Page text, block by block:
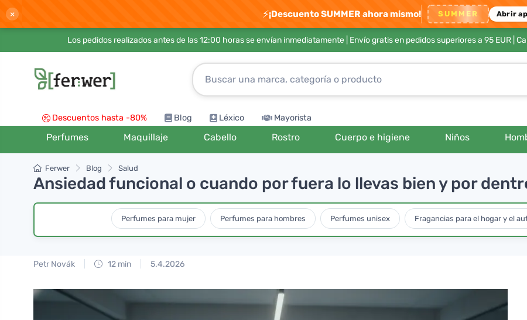
× ⚡¡Descuento SUMMER ahora mismo! SUMMER Abrir
Los pedidos realizados antes de las 12:00 horas se envían inmediatamente | Envío gratis en pedidos superiores a 95 EUR|
Descuentos hasta -80% Blog Léxico Mayorista
Perfumes Maquillaje Cabello Rostro Cuerpo e higiene Niños
Ferwer Blog Salud
Ansiedad funcional o cuando por fuera lo llevas bien y por
Perfumes para mujer Perfumes para hombres Perfumes unisex Fragancias para el hogar y el
Petr Novák 12 min 5.4.2026